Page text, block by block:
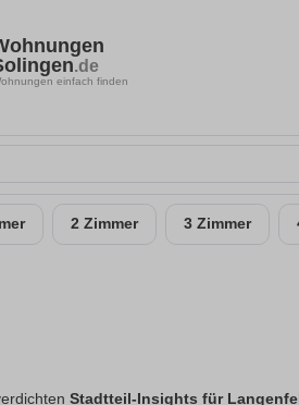
.de
einfach finden
2 Zimmer 3 Zimmer
Stadtteil-Insights für